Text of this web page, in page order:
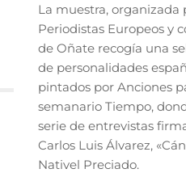
La muestra, organizada
Periodistas Europeos y
de Oñate recogía una
de personalidades
pintados por Anciones
semanario Tiempo,
serie de entrevistas
Carlos Luis Álvarez,
Nativel Preciado.